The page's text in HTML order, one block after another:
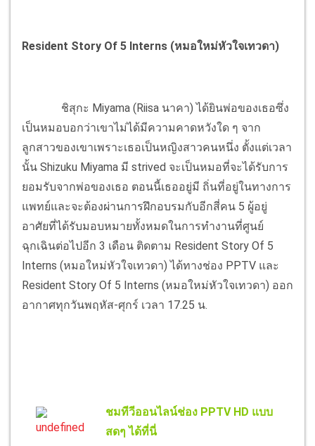
Resident Story Of 5 Interns (หมอใหม่หัวใจเทวดา)
ชิสุกะ Miyama (Riisa นาคา) ได้ยินพ่อของเธอซึ่ง
เป็นหมอบอกว่าเขาไม่ได้มีความคาดหวังใด ๆ จาก
ลูกสาวของเขาเพราะเธอเป็นหญิงสาวคนหนึ่ง ตั้งแต่เวลา
นั้น Shizuku Miyama มี strived จะเป็นหมอที่จะได้รับการ
ยอมรับจากพ่อของเธอ ตอนนี้เธออยู่มี ถิ่นที่อยู่ในทางการ
แพทย์และจะต้องผ่านการฝึกอบรมกับอีกสี่คน 5 ผู้อยู่
อาศัยที่ได้รับมอบหมายทั้งหมดในการทำงานที่ศูนย์
ฉุกเฉินต่อไปอีก 3 เดือน ติดตาม Resident Story Of 5
Interns (หมอใหม่หัวใจเทวดา) ได้ทางช่อง PPTV และ
Resident Story Of 5 Interns (หมอใหม่หัวใจเทวดา) ออก
อากาศทุกวันพฤหัส-ศุกร์ เวลา 17.25 น.
ชมทีวีออนไลน์ช่อง PPTV HD แบบ
สดๆ ได้ที่นี่